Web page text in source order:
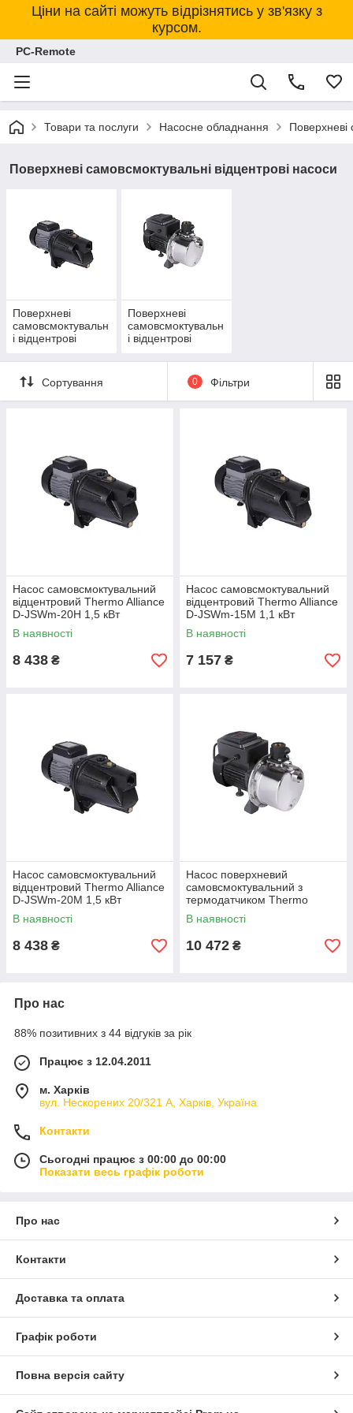
Ціни на сайті можуть відрізнятись у зв'язку з
курсом.
PC-Remote
Товари та послуги Насосне обладнання Поверхневі
Поверхневі самовсмоктувальні відцентрові насоси
Поверхневі
самовсмоктувальн
і відцентрові
корпусом насосної
камери
Поверхневі
самовсмоктувальн
і відцентрові
нержавіючим
корпусом насосної
Сортування 0 Фільтри
Насос самовсмоктувальний
відцентровий Thermo Alliance
D-JSWm-20H 1,5 кВт
В наявності
8 438 ₴
Насос самовсмоктувальний
відцентровий Thermo Alliance
D-JSWm-15M 1,1 кВт
В наявності
7 157 ₴
Насос самовсмоктувальний
відцентровий Thermo Alliance
D-JSWm-20M 1,5 кВт
В наявності
8 438 ₴
Насос поверхневий
самовсмоктувальний з
термодатчиком Thermo
Alliance SJETS-100NT 0,75
кВт
В наявності
10 472 ₴
Про нас
88% позитивних з 44 відгуків за рік
Працює з 12.04.2011
м. Харків
вул. Нескорених 20/321 А, Харків, Україна
Контакти
Сьогодні працює з 00:00 до 00:00
Показати весь графік роботи
Про нас
Контакти
Доставка та оплата
Графік роботи
Повна версія сайту